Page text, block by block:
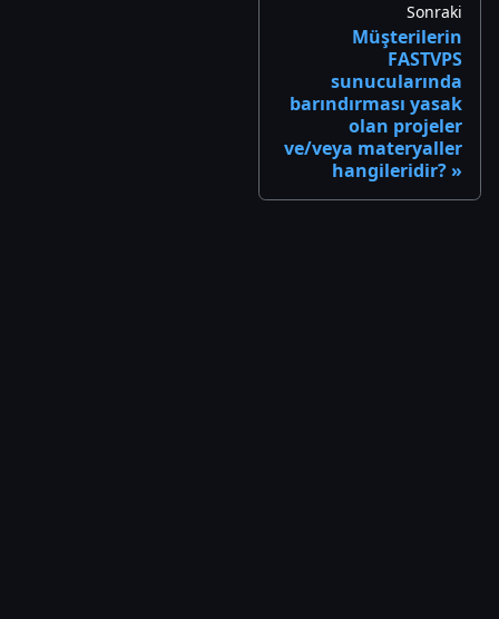
Sonraki
Müşterilerin
FASTVPS
sunucularında
barındırması yasak
olan projeler
ve/veya materyaller
hangileridir?